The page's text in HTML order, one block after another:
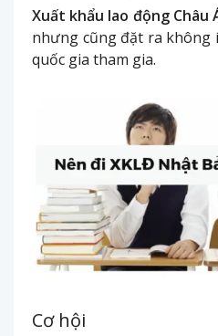
Xuất khẩu lao động Châu
nhưng cũng đặt ra không
quốc gia tham gia.
Cơ hội